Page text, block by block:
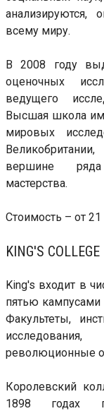
анализируются,
всему миру.
В 2008 году
оценочных
ведущего
Высшая школа
мировых
вершине ряда
мастерства.
Стоимость – от
KING'S
King's входит в
пятью
Факультеты,
революционные
Королевский
1898 годах